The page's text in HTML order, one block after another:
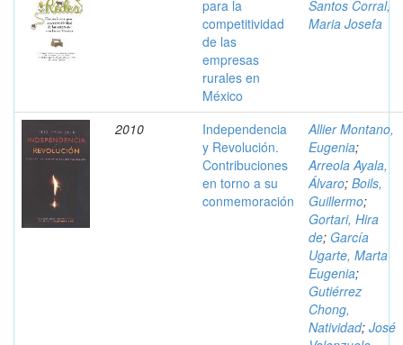
para la
competitividad
de las
empresas
rurales en
México
Santos Corral,
Maria Josefa
2010
Independencia
y Revolución.
Contribuciones
en torno a su
conmemoración
Allier Montano,
Eugenia;
Arreola Ayala,
Álvaro; Boils,
Guillermo;
Gortari, Hira
de; García
Ugarte, Marta
Eugenia;
Gutiérrez
Chong,
Natividad; José